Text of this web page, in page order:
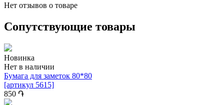
Нет отзывов о товаре
Сопутствующие товары
Новинка
Нет в наличии
Бумага для заметок 80*80
[артикул 5615]
850 ֏